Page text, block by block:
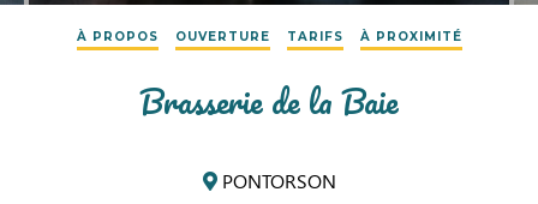
À PROPOS OUVERTURE TARIFS À PROXIMITÉ
Brasserie de la Baie
PONTORSON